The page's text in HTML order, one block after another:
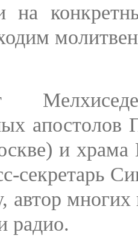
на
и храма
секретарь
автор
радио.